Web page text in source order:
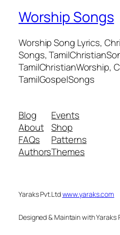
Worship Songs
Worship Song Lyrics,
Songs,
TamilChristianWorship,
TamilGospelSongs
Blog
About
FAQs
Authors
Events
Shop
Patterns
Themes
Yaraks Pvt.Ltdwww.yaraks.com
Designed & Maintain with Yaraks